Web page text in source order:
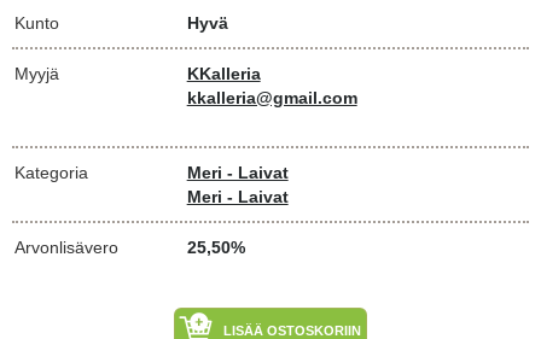
Kunto Hyvä
Myyjä
KKalleria
kkalleria@gmail.com
Kategoria
Meri - Laivat
Meri - Laivat
Arvonlisävero 25,50%
LISÄÄ OSTOSKORIIN